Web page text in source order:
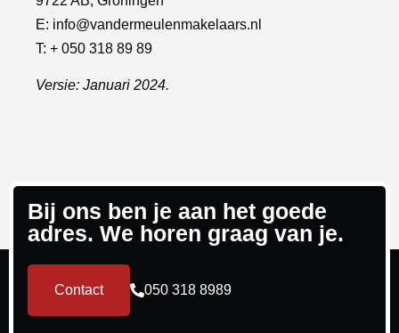
E: info@vandermeulenmakelaars.nl
T: + 050 318 89 89
Versie: Januari 2024.
Bij ons ben je aan het goede
adres. We horen graag van je.
Contact 050 318 8989